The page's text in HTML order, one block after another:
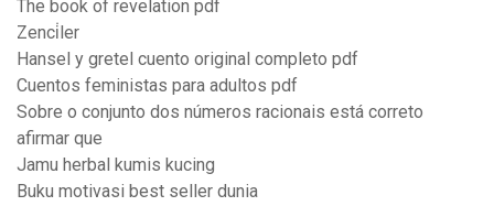
The book of revelation pdf
Zenci̇ler
Hansel y gretel cuento original completo pdf
Cuentos feministas para adultos pdf
Sobre o conjunto dos números racionais está correto
afirmar que
Jamu herbal kumis kucing
Buku motivasi best seller dunia